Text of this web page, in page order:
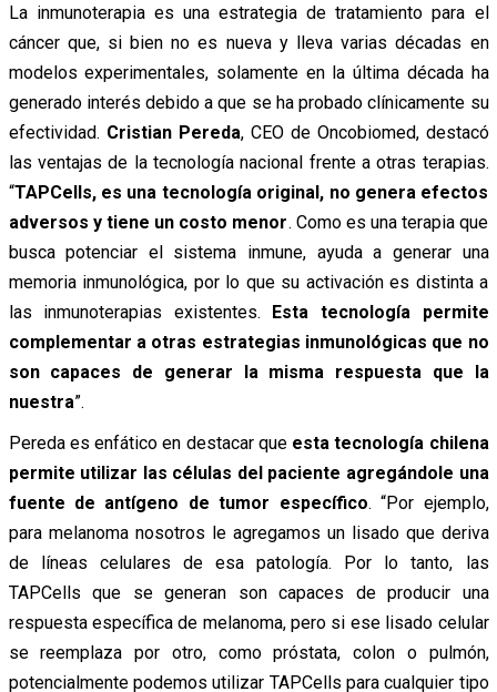
La inmunoterapia es una estrategia de tratamiento para el
cáncer que, si bien no es nueva y lleva varias décadas en
modelos experimentales, solamente en la última década ha
generado interés debido a que se ha probado clínicamente su
efectividad. Cristian Pereda, CEO de Oncobiomed, destacó
las ventajas de la tecnología nacional frente a otras terapias.
“TAPCells, es una tecnología original, no genera efectos
adversos y tiene un costo menor. Como es una terapia que
busca potenciar el sistema inmune, ayuda a generar una
memoria inmunológica, por lo que su activación es distinta a
las inmunoterapias existentes. Esta tecnología permite
complementar a otras estrategias inmunológicas que no
son capaces de generar la misma respuesta que la
nuestra”.
Pereda es enfático en destacar que esta tecnología chilena
permite utilizar las células del paciente agregándole una
fuente de antígeno de tumor específico. “Por ejemplo,
para melanoma nosotros le agregamos un lisado que deriva
de líneas celulares de esa patología. Por lo tanto, las
TAPCells que se generan son capaces de producir una
respuesta específica de melanoma, pero si ese lisado celular
se reemplaza por otro, como próstata, colon o pulmón,
potencialmente podemos utilizar TAPCells para cualquier tipo